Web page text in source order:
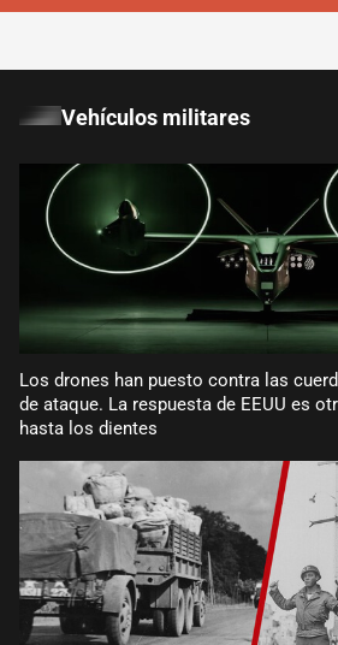
Vehículos militares
Los drones han puesto contra las
de ataque. La respuesta de EEUU es
hasta los dientes